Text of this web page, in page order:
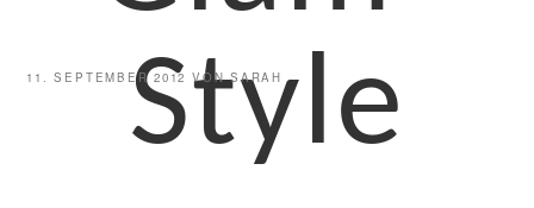
VERÖFFENTLICHT
11. SEPTEMBER 2012 VONSARAH
Style